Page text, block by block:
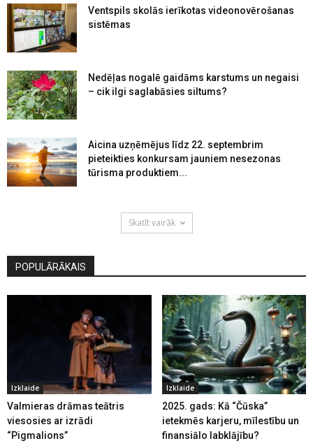
Ventspils skolās ierīkotas videonovērošanas
sistēmas
Nedēļas nogalē gaidāms karstums un negaisi
– cik ilgi saglabāsies siltums?
Aicina uzņēmējus līdz 22. septembrim
pieteikties konkursam jauniem nesezonas
tūrisma produktiem...
Skatīt vairāk
POPULĀRĀKAIS
Izklaide
Valmieras drāmas teātris
viesosies ar izrādi
“Pigmalions”
Izklaide
2025. gads: Kā “Čūska”
ietekmēs karjeru, mīlestību un
finansiālo labklājību?